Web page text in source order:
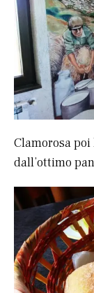
Clamorosa
dall’ottimo